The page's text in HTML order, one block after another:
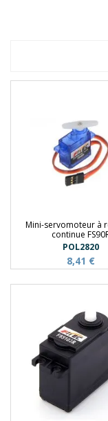
Mini-servomoteur à
continue
POL2820
8,41 €